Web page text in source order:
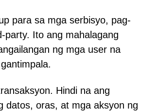
para sa mga serbisyo, pag-
party. Ito ang mahalagang
ng mga user na
Hindi na ang
datos, oras, at mga aksyon ng